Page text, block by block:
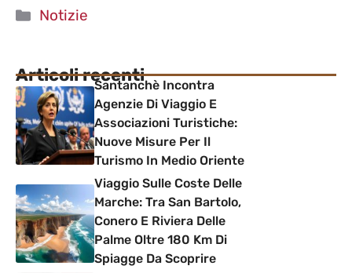
Categorie
Notizie
Articoli recentiSantanchè Incontra
Agenzie Di Viaggio E
Associazioni Turistiche:
Nuove Misure Per Il
Turismo In Medio Oriente
Viaggio Sulle Coste Delle
Marche: Tra San Bartolo,
Conero E Riviera Delle
Palme Oltre 180 Km Di
Spiagge Da Scoprire